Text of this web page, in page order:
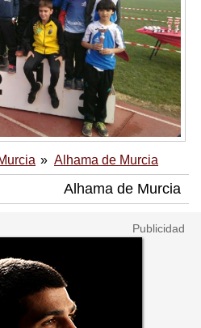
Alhama de Murcia
Alhama de Murcia